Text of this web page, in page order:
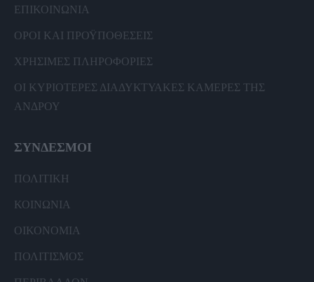
ΕΠΙΚΟΙΝΩΝΙΑ
ΟΡΟΙ ΚΑΙ ΠΡΟΫΠΟΘΕΣΕΙΣ
ΧΡΗΣΙΜΕΣ ΠΛΗΡΟΦΟΡΙΕΣ
ΟΙ ΚΥΡΙΟΤΕΡΕΣ ΔΙΑΔΥΚΤΥΑΚΕΣ ΚΑΜΕΡΕΣ ΤΗΣ
ΑΝΔΡΟΥ
ΣΥΝΔΕΣΜΟΙ
ΠΟΛΙΤΙΚΗ
ΚΟΙΝΩΝΙΑ
ΟΙΚΟΝΟΜΙΑ
ΠΟΛΙΤΙΣΜΟΣ